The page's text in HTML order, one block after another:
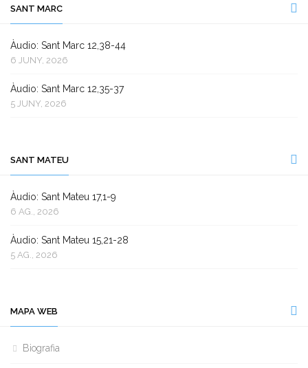
SANT MARC
Àudio: Sant Marc 12,38-44
6 JUNY, 2026
Àudio: Sant Marc 12,35-37
5 JUNY, 2026
SANT MATEU
Àudio: Sant Mateu 17,1-9
6 AG., 2026
Àudio: Sant Mateu 15,21-28
5 AG., 2026
MAPA WEB
Biografia